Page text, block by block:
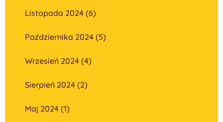
Listopada 2024 (6)
Października 2024 (5)
Wrzesień 2024 (4)
Sierpień 2024 (2)
Maj 2024 (1)